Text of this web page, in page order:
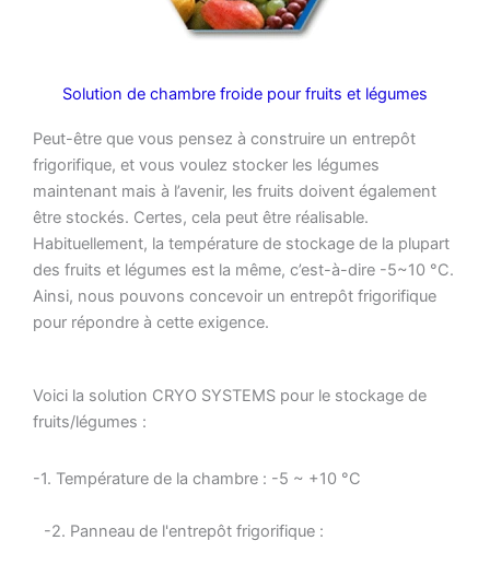
Solution de chambre froide pour fruits et légumes
Peut-être que vous pensez à construire un entrepôt
frigorifique, et vous voulez stocker les légumes
maintenant mais à l’avenir, les fruits doivent également
être stockés. Certes, cela peut être réalisable.
Habituellement, la température de stockage de la plupart
des fruits et légumes est la même, c’est-à-dire -5~10 °C.
Ainsi, nous pouvons concevoir un entrepôt frigorifique
pour répondre à cette exigence.
Voici la solution CRYO SYSTEMS pour le stockage de
fruits/légumes :
-1. Température de la chambre : -5 ~ +10 °C
-2. Panneau de l'entrepôt frigorifique :